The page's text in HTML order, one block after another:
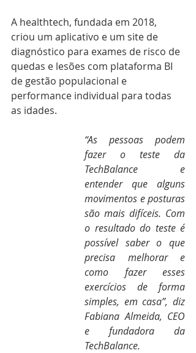
A healthtech, fundada em 2018,
criou um aplicativo e um site de
diagnóstico para exames de risco de
quedas e lesões com plataforma BI
de gestão populacional e
performance individual para todas
as idades.
“As pessoas podem
fazer o teste da
TechBalance e
entender que alguns
movimentos e posturas
são mais difíceis. Com
o resultado do teste é
possível saber o que
precisa melhorar e
como fazer esses
exercícios de forma
simples, em casa”, diz
Fabiana Almeida, CEO
e fundadora da
TechBalance.